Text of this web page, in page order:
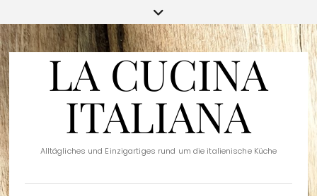
LA CUCINA
ITALIANA
Alltägliches und Einzigartiges rund um die italienische Küche